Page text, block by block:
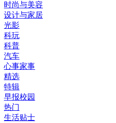
时尚与美容
设计与家居
光影
科玩
科普
汽车
心事家事
精选
特辑
早报校园
热门
生活贴士